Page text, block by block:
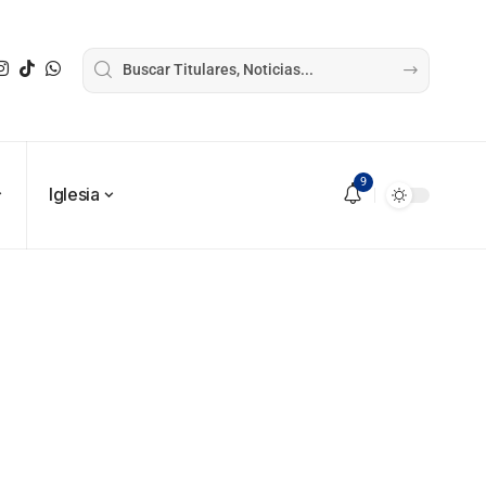
Iglesia
9